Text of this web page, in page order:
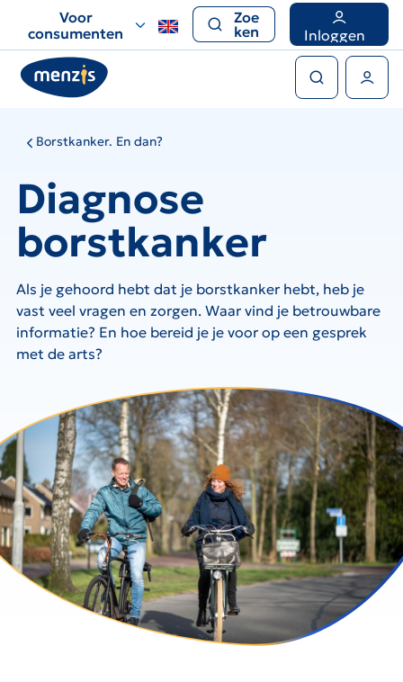
voor
snelle
navigatie
Voor
consumenten
Zoe
ken
Inloggen
Borstkanker. En dan?
Diagnose
borstkanker
Als je gehoord hebt dat je borstkanker hebt, heb je
vast veel vragen en zorgen. Waar vind je betrouwbare
informatie? En hoe bereid je je voor op een gesprek
met de arts?